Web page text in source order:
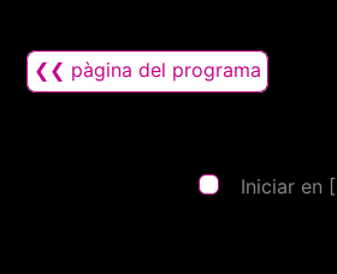
❮❮ pàgina del programa
Iniciar en [